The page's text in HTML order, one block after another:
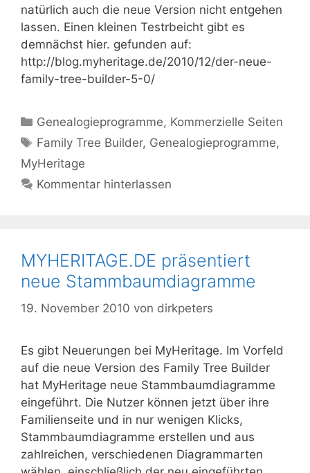
natürlich auch die neue Version nicht entgehen
lassen. Einen kleinen Testrbeicht gibt es
demnächst hier. gefunden auf:
http://blog.myheritage.de/2010/12/der-neue-
family-tree-builder-5-0/
Kategorien
Genealogieprogramme, Kommerzielle Seiten
Schlagwörter
Family Tree Builder, Genealogieprogramme,
MyHeritage
Kommentar hinterlassen
MYHERITAGE.DE präsentiert
neue Stammbaumdiagramme
19. November 2010 von dirkpeters
Es gibt Neuerungen bei MyHeritage. Im Vorfeld
auf die neue Version des Family Tree Builder
hat MyHeritage neue Stammbaumdiagramme
eingeführt. Die Nutzer können jetzt über ihre
Familienseite und in nur wenigen Klicks,
Stammbaumdiagramme erstellen und aus
zahlreichen, verschiedenen Diagrammarten